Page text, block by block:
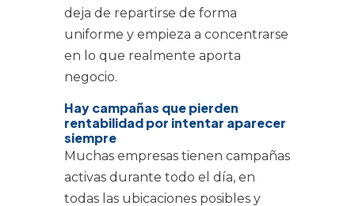
deja de repartirse de forma
uniforme y empieza a concentrarse
en lo que realmente aporta
negocio.
Hay campañas que pierden
rentabilidad por intentar aparecer
siempre
Muchas empresas tienen campañas
activas durante todo el día, en
todas las ubicaciones posibles y